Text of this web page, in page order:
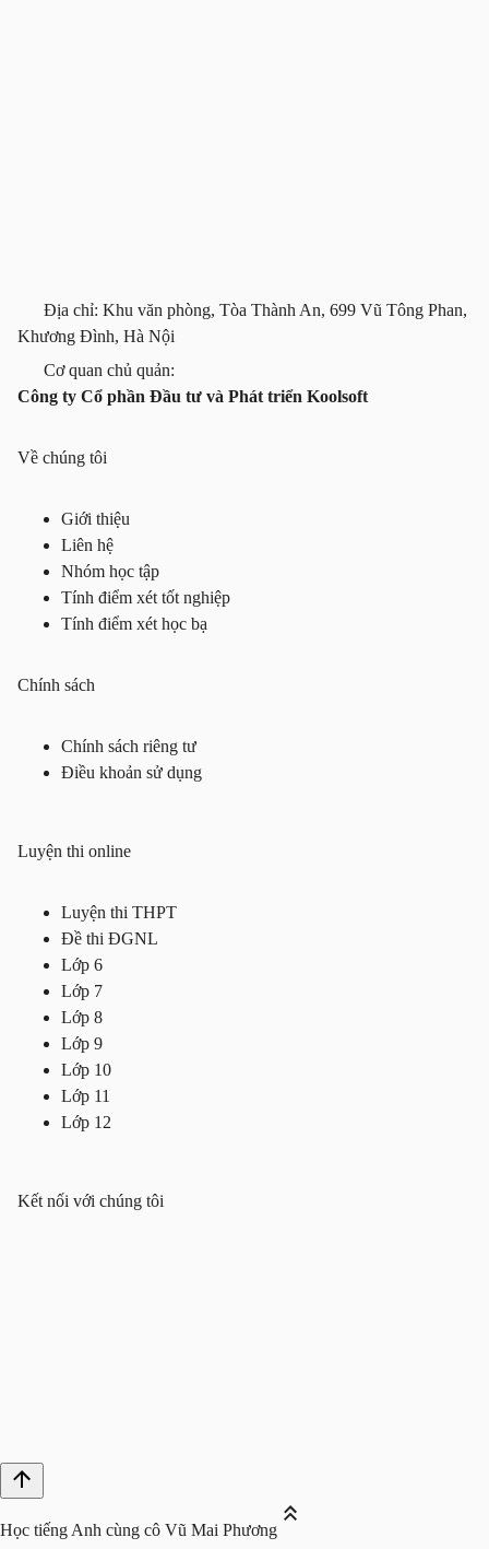
Địa chỉ: Khu văn phòng, Tòa Thành An, 699 Vũ Tông Phan,
Khương Đình, Hà Nội
Cơ quan chủ quản:
Công ty Cổ phần Đầu tư và Phát triển Koolsoft
Về chúng tôi
Giới thiệu
Liên hệ
Nhóm học tập
Tính điểm xét tốt nghiệp
Tính điểm xét học bạ
Chính sách
Chính sách riêng tư
Điều khoản sử dụng
Luyện thi online
Luyện thi THPT
Đề thi ĐGNL
Lớp 6
Lớp 7
Lớp 8
Lớp 9
Lớp 10
Lớp 11
Lớp 12
Kết nối với chúng tôi
Học tiếng Anh cùng cô Vũ Mai Phương